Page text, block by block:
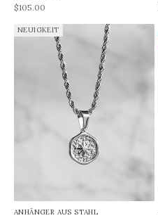
REA-pris
$105.00
NEUIGKEIT
ANHÄNGER AUS STAHL